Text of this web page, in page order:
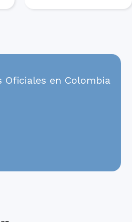
Oficiales en Colombia